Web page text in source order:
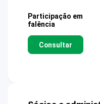
Participação em
falência
Consultar